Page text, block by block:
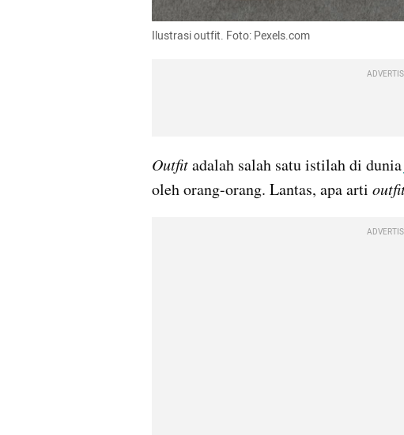
Ilustrasi outfit. Foto: Pexels.com
Outfit adalah salah satu istilah di dunia
oleh orang-orang. Lantas, apa arti